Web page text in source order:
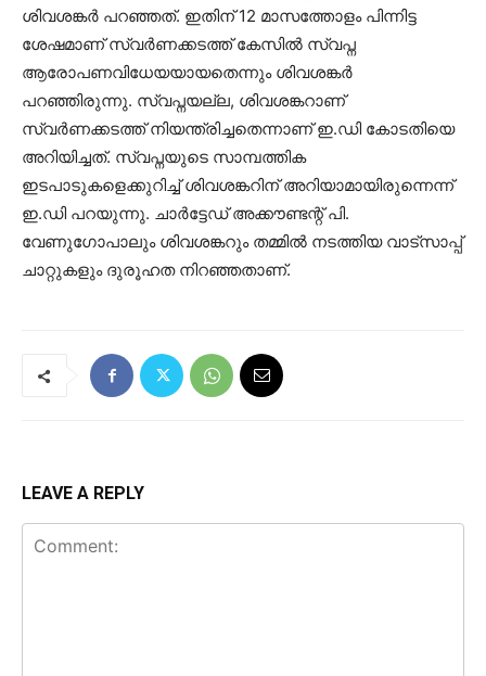
ശിവശങ്കർ പറഞ്ഞത്. ഇതിന് 12 മാസത്തോളം പിന്നിട്ട
ശേഷമാണ് സ്വർണക്കടത്ത് കേസിൽ സ്വപ്ന
ആരോപണവിധേയയായതെന്നും ശിവശങ്കർ
പറഞ്ഞിരുന്നു. സ്വപ്നയല്ല, ശിവശങ്കറാണ്
സ്വർണക്കടത്ത് നിയന്ത്രിച്ചതെന്നാണ് ഇ.ഡി കോടതിയെ
അറിയിച്ചത്. സ്വപ്നയുടെ സാമ്പത്തിക
ഇടപാടുകളെക്കുറിച്ച് ശിവശങ്കറിന് അറിയാമായിരുന്നെന്ന്
ഇ.ഡി പറയുന്നു. ചാർട്ടേഡ് അക്കൗണ്ടന്റ് പി.
വേണുഗോപാലും ശിവശങ്കറും തമ്മിൽ നടത്തിയ വാട്‌സാപ്പ്
ചാറ്റുകളും ദുരൂഹത നിറഞ്ഞതാണ്.
LEAVE A REPLY